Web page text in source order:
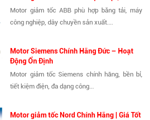
Motor giảm tốc ABB phù hợp băng tải, máy
công nghiệp, dây chuyền sản xuất....
Motor Siemens Chính Hãng Đức – Hoạt
Động Ổn Định
Motor giảm tốc Siemens chính hãng, bền bỉ,
tiết kiệm điện, đa dạng công...
Motor giảm tốc Nord Chính Hãng | Giá Tốt